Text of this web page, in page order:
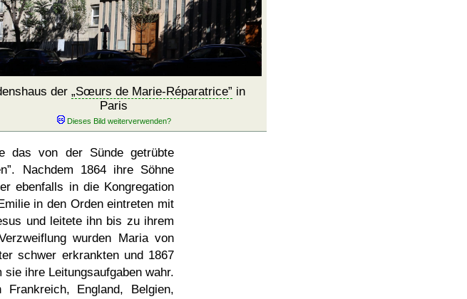
der Sœurs de Marie-Réparatrice
in
Paris
das von der Sünde getrübte
. Nachdem 1864 ihre Söhne
ebenfalls in die Kongregation
in den Orden eintreten mit
und leitete ihn bis zu ihrem
wurden Maria von
schwer erkrankten und 1867
ihre Leitungsaufgaben wahr.
England, Belgien,